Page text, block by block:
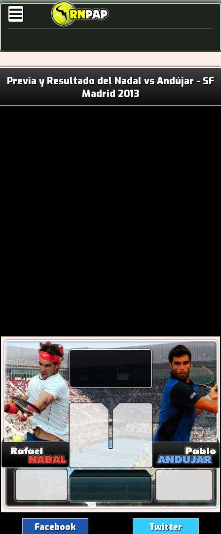
Previa y Resultado del Nadal vs Andújar - SF
Madrid 2013
Facebook Twitter